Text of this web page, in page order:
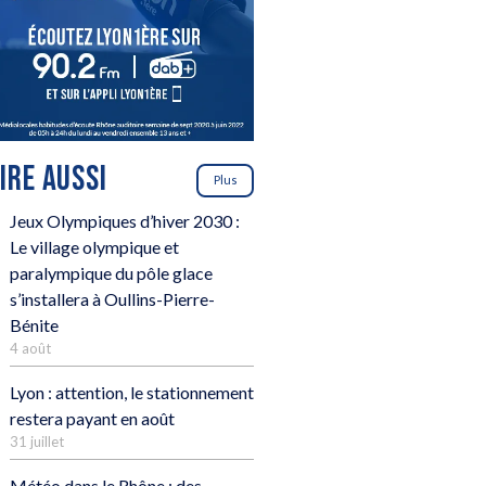
AUSSI Plus
Jeux Olympiques d’hiver 2030 :
Le village olympique et
paralympique du pôle glace
s’installera à Oullins-Pierre-
Bénite
4 août
Lyon : attention, le stationnement
restera payant en août
31 juillet